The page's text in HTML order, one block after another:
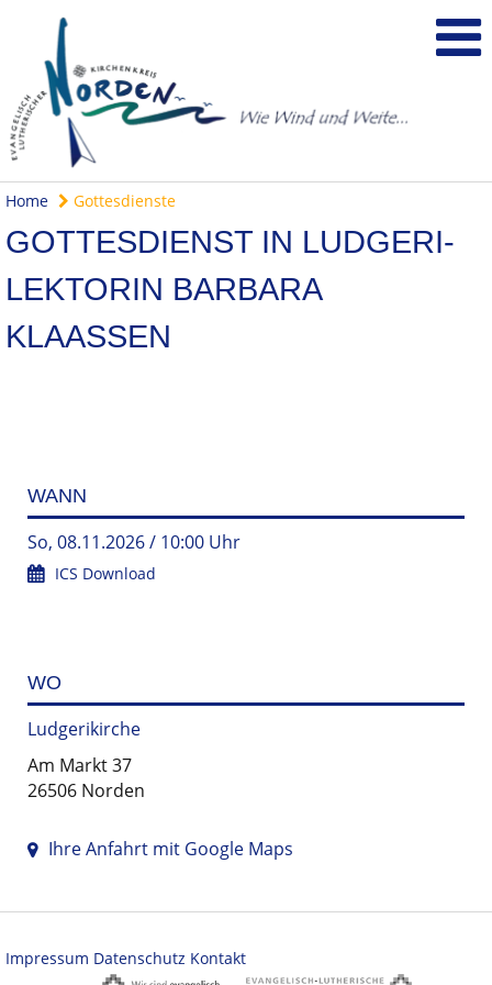
Home Gottesdienste
GOTTESDIENST IN LUDGERI-
LEKTORIN BARBARA
KLAASSEN
WANN
So, 08.11.2026 / 10:00 Uhr
ICS Download
WO
Ludgerikirche
Am Markt 37
26506 Norden
Ihre Anfahrt mit Google Maps
Impressum Datenschutz Kontakt